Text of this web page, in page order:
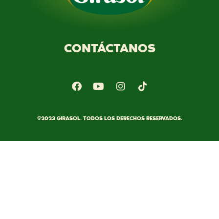
CONTÁCTANOS
©2023 GIRASOL. TODOS LOS DERECHOS RESERVADOS.